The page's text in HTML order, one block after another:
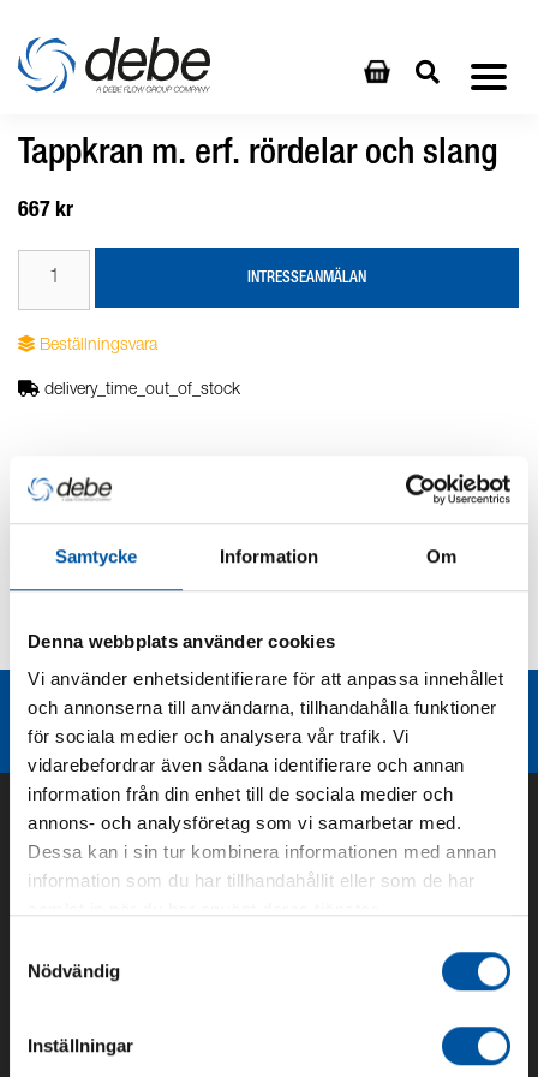
Samtycke Information Om
Denna webbplats använder cookies
Vi använder enhetsidentifierare för att anpassa innehållet
och annonserna till användarna, tillhandahålla funktioner
för sociala medier och analysera vår trafik. Vi
vidarebefordrar även sådana identifierare och annan
information från din enhet till de sociala medier och
annons- och analysföretag som vi samarbetar med.
Dessa kan i sin tur kombinera informationen med annan
information som du har tillhandahållit eller som de har
Nödvändig
Inställningar
Tappkran m. erf. rördelar och slang
667 kr
INTRESSEANMÄLAN
Beställningsvara
delivery_time_out_of_stock
Produktbeskrivning
Teknisk dokumentation
Liknande produktgrupper
Om oss